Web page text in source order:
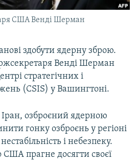
США Венді Шерман
здобути ядерну зброю.
Венді Шерман
стратегічних і
(CSIS) у Вашингтоні.
озброєний ядерною
гонку озброєнь у регіоні
і небезпеку.
прагне досягти своєї